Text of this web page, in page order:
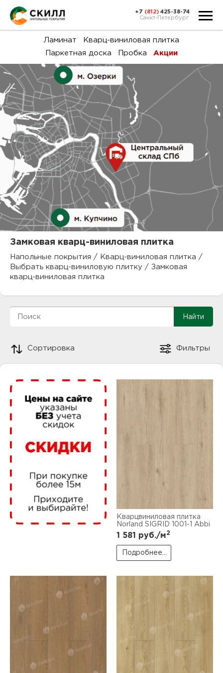
и
с
+7 (812) 425-38-74
Санкт-Петербург
Ламинат
Кварц-виниловая плитка
Паркетная доска
Пробка Акции
Замковая кварц-виниловая плитка
Напольные покрытия / Кварц-виниловая плитка /
Выбрать кварц-виниловую плитку / Замковая
кварц-виниловая плитка
Сортировка Фильтры
Кварцвиниловая плитка
Norland SIGRID 1001-1 Abbi
1 581 руб./м2
Подробнее...